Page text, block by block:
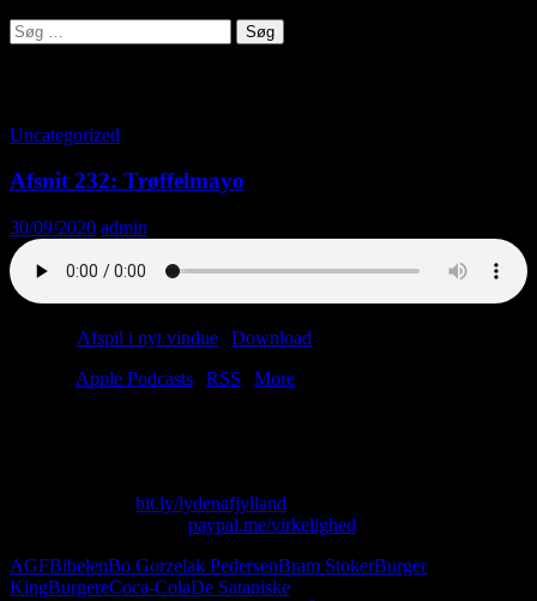
Søg
efter:
Uncategorized
Afsnit 232: Trøffelmayo
30/09/2020 admin
Afspil i nyt vindue Download
Apple Podcasts RSS
More
bit.ly/lydenafjylland
paypal.me/virkelighed
AGFBibelenBo Gorzelak PedersenBram StokerBurger
KingBurgereCoca-ColaDe Sataniske